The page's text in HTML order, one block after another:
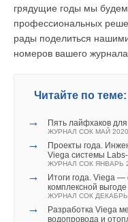
грядущие годы мы будем
профессиональных
рады поделиться
номеров вашего
Читайте по теме:
→ Пять лайфхаков
ЖУРНАЛ СОК МАЙ 2020
→
Проекты года.
Viega системы
ЖУРНАЛ СОК ЯНВАРЬ
→
Итоги года. Viega —
комплексной
ЖУРНАЛ СОК ДЕКАБРЬ
→
Разработка Viega
водопровода и